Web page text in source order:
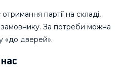
партії на складі,
За потреби можна
«до дверей».